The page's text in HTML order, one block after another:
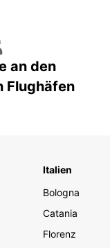
an den
Flughäfen
Italien
Bologna
Catania
Florenz